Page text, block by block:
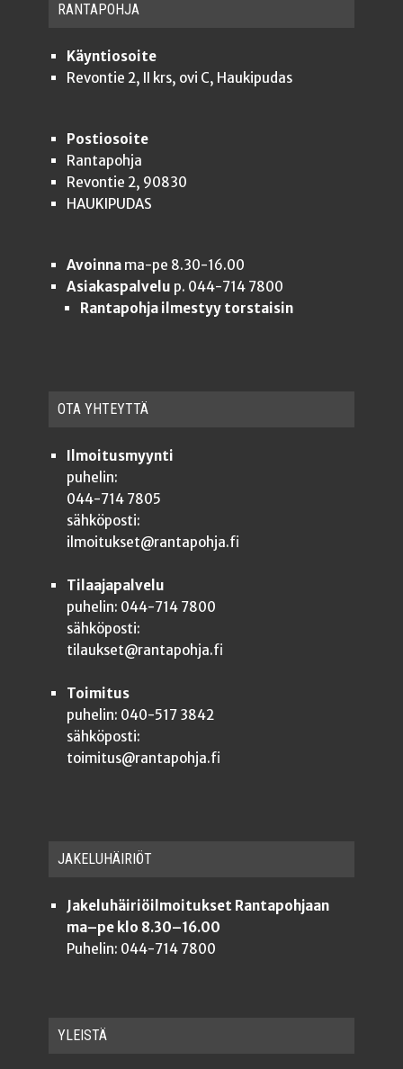
RAN­TA­POH­JA
Käyntiosoite
Revontie 2, II krs, ovi C, Haukipudas
Postiosoite
Rantapohja
Revontie 2, 90830
HAUKIPUDAS
Avoinnama-pe 8.30-16.00
Asiakaspalvelu p. 044-714 7800
Rantapohja ilmestyy torstaisin
OTA YHTEYT­TÄ
Ilmoitusmyynti
puhelin:
044-714 7805
sähköposti:
ilmoitukset@rantapohja.fi
Tilaajapalvelu
puhelin: 044-714 7800
sähköposti:
tilaukset@rantapohja.fi
Toimitus
puhelin: 040-517 3842
sähköposti:
toimitus@rantapohja.fi
JAKE­LU­HÄI­RIÖT
Jakeluhäiriöilmoitukset Rantapohjaan
ma–pe klo 8.30–16.00
Puhelin: 044-714 7800
YLEISTÄ